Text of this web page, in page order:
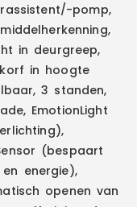
pomp,
in deurgreep,
in hoogte
3 standen,
EmotionLight
(bespaart
energie),
openen van